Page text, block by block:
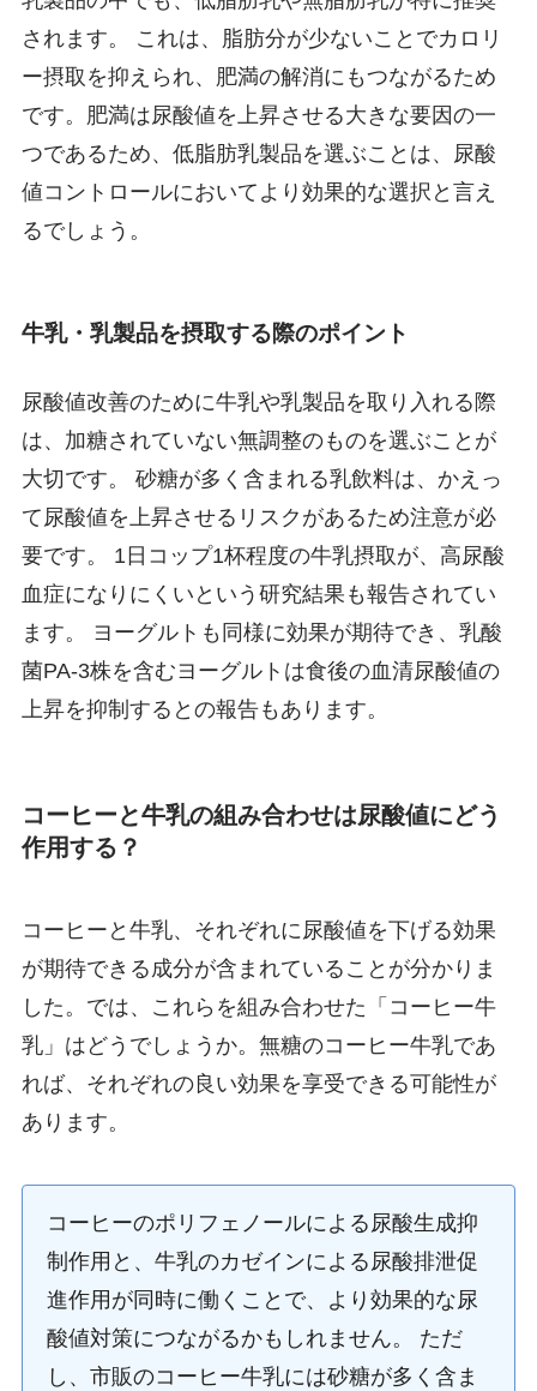
されます。 これは、脂肪分が少ないことでカロリ
ー摂取を抑えられ、肥満の解消にもつながるため
です。肥満は尿酸値を上昇させる大きな要因の一
つであるため、低脂肪乳製品を選ぶことは、尿酸
値コントロールにおいてより効果的な選択と言え
るでしょう。
牛乳・乳製品を摂取する際のポイント
尿酸値改善のために牛乳や乳製品を取り入れる際
は、加糖されていない無調整のものを選ぶことが
大切です。 砂糖が多く含まれる乳飲料は、かえっ
て尿酸値を上昇させるリスクがあるため注意が必
要です。 1日コップ1杯程度の牛乳摂取が、高尿酸
血症になりにくいという研究結果も報告されてい
ます。 ヨーグルトも同様に効果が期待でき、乳酸
菌PA-3株を含むヨーグルトは食後の血清尿酸値の
上昇を抑制するとの報告もあります。
コーヒーと牛乳の組み合わせは尿酸値にどう
作用する？
コーヒーと牛乳、それぞれに尿酸値を下げる効果
が期待できる成分が含まれていることが分かりま
した。では、これらを組み合わせた「コーヒー牛
乳」はどうでしょうか。無糖のコーヒー牛乳であ
れば、それぞれの良い効果を享受できる可能性が
あります。
コーヒーのポリフェノールによる尿酸生成抑
制作用と、牛乳のカゼインによる尿酸排泄促
進作用が同時に働くことで、より効果的な尿
酸値対策につながるかもしれません。 ただ
し、市販のコーヒー牛乳には砂糖が多く含ま